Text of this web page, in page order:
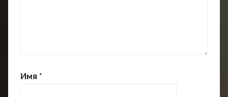
Имя *